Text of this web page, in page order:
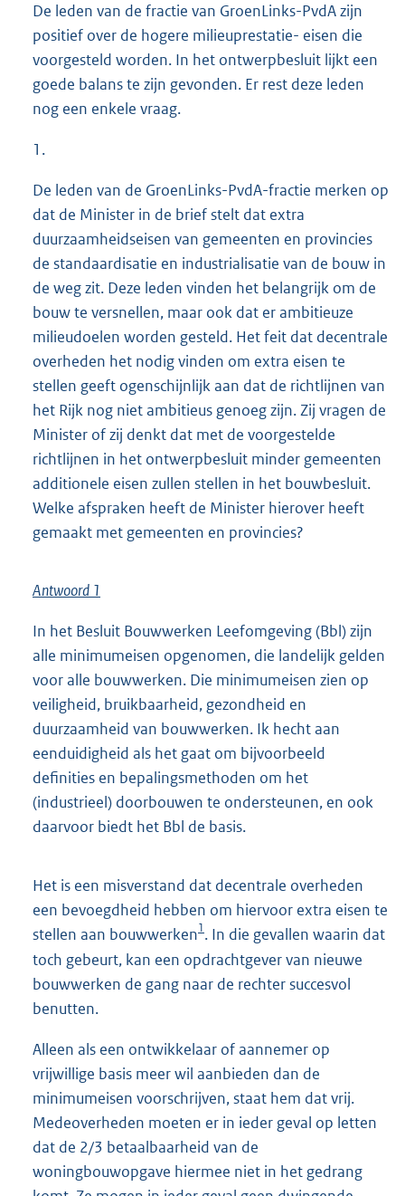
De leden van de fractie van GroenLinks-PvdA zijn
positief over de hogere milieuprestatie- eisen die
voorgesteld worden. In het ontwerpbesluit lijkt een
goede balans te zijn gevonden. Er rest deze leden
nog een enkele vraag.
1.
De leden van de GroenLinks-PvdA-fractie merken op
dat de Minister in de brief stelt dat extra
duurzaamheidseisen van gemeenten en provincies
de standaardisatie en industrialisatie van de bouw in
de weg zit. Deze leden vinden het belangrijk om de
bouw te versnellen, maar ook dat er ambitieuze
milieudoelen worden gesteld. Het feit dat decentrale
overheden het nodig vinden om extra eisen te
stellen geeft ogenschijnlijk aan dat de richtlijnen van
het Rijk nog niet ambitieus genoeg zijn. Zij vragen de
Minister of zij denkt dat met de voorgestelde
richtlijnen in het ontwerpbesluit minder gemeenten
additionele eisen zullen stellen in het bouwbesluit.
Welke afspraken heeft de Minister hierover heeft
gemaakt met gemeenten en provincies?
Antwoord 1
In het Besluit Bouwwerken Leefomgeving (Bbl) zijn
alle minimumeisen opgenomen, die landelijk gelden
voor alle bouwwerken. Die minimumeisen zien op
veiligheid, bruikbaarheid, gezondheid en
duurzaamheid van bouwwerken. Ik hecht aan
eenduidigheid als het gaat om bijvoorbeeld
definities en bepalingsmethoden om het
(industrieel) doorbouwen te ondersteunen, en ook
daarvoor biedt het Bbl de basis.
Het is een misverstand dat decentrale overheden
een bevoegdheid hebben om hiervoor extra eisen te
stellen aan bouwwerken1. In die gevallen waarin dat
toch gebeurt, kan een opdrachtgever van nieuwe
bouwwerken de gang naar de rechter succesvol
benutten.
Alleen als een ontwikkelaar of aannemer op
vrijwillige basis meer wil aanbieden dan de
minimumeisen voorschrijven, staat hem dat vrij.
Medeoverheden moeten er in ieder geval op letten
dat de 2/3 betaalbaarheid van de
woningbouwopgave hiermee niet in het gedrang